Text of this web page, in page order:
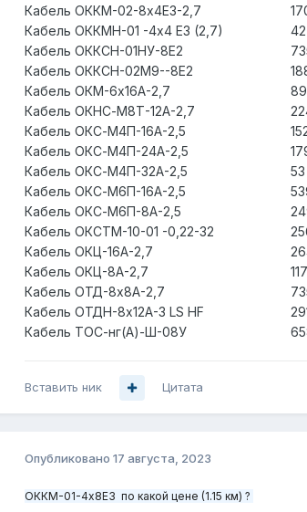
Кабель ОККМ-02-8х4Е3-2,7
Кабель ОККМН-01 -4х4 Е3 (2,7)
Кабель ОККСН-01НУ-8Е2
Кабель ОККСН-02М9--8Е2
Кабель ОКМ-6х16А-2,7
Кабель ОКНС-М8Т-12А-2,7
Кабель ОКС-М4П-16А-2,5
Кабель ОКС-М4П-24А-2,5
Кабель ОКС-М4П-32А-2,5
53
Кабель ОКС-М6П-16А-2,5
Кабель ОКС-М6П-8А-2,5
Кабель ОКСТМ-10-01 -0,22-32
Кабель ОКЦ-16А-2,7
Кабель ОКЦ-8А-2,7
Кабель ОТД-8х8А-2,7
Кабель ОТДН-8х12А-3 LS HF
Кабель ТОС-нг(А)-Ш-08У
Вставить ник Цитата
Опубликовано 17 августа, 2023
ОККМ-01-4х8Е3 по какой цене (1.15 км) ?